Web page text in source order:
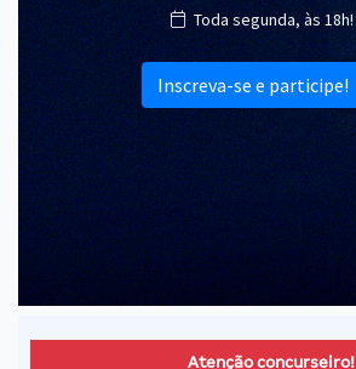
Toda segunda, às 18h!
Inscreva-se e participe!
Atenção concurseiro!